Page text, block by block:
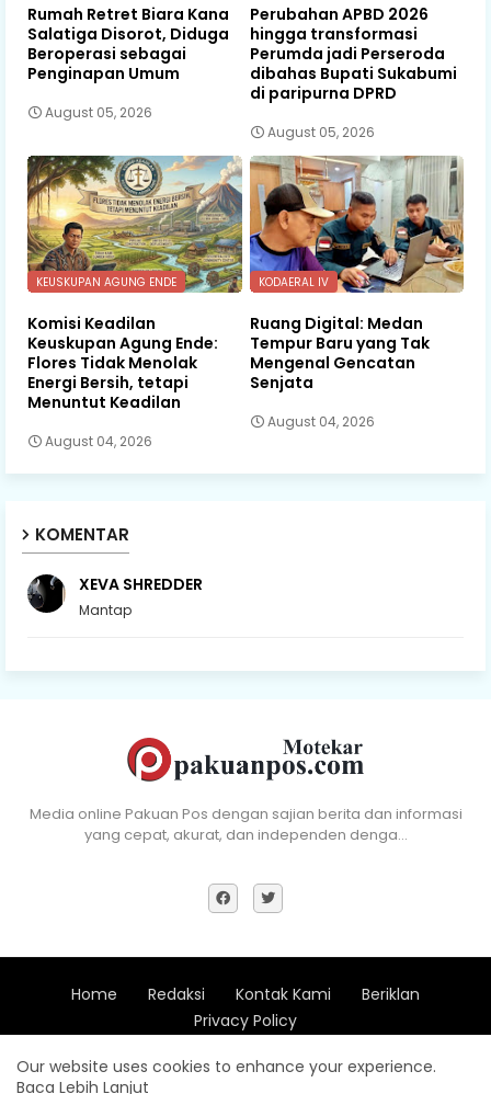
Rumah Retret Biara Kana
Salatiga Disorot, Diduga
Beroperasi sebagai
Penginapan Umum
August 05, 2026
Perubahan APBD 2026
hingga transformasi
Perumda jadi Perseroda
dibahas Bupati Sukabumi
di paripurna DPRD
August 05, 2026
KEUSKUPAN AGUNG ENDE
Komisi Keadilan
Keuskupan Agung Ende:
Flores Tidak Menolak
Energi Bersih, tetapi
Menuntut Keadilan
August 04, 2026
KODAERAL IV
Ruang Digital: Medan
Tempur Baru yang Tak
Mengenal Gencatan
Senjata
August 04, 2026
KOMENTAR
XEVA SHREDDER
Mantap
Media online Pakuan Pos dengan sajian berita dan informasi
yang cepat, akurat, dan independen denga…
Home Redaksi Kontak Kami
Beriklan
Privacy Policy
Our website uses cookies to enhance your experience.
Baca Lebih Lanjut